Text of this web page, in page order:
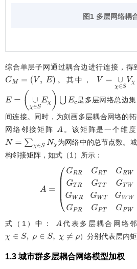
图1 多层网络耦
综合单层子网通过耦合边进行连接，得
GM= (V E) 。其中， V= ∪χ ∈SVχ
E= ∪χ ∈ SEχ⋃E c 是多层网络总边
间连接。同时，为刻画多层耦合网络的
网络邻接矩阵 A 。该矩阵是一个维
N= ∑χ ∈SNχ
为网络中的总节点数。
构邻接矩阵，如式（1）所示：
A= GR GR W GT
式（1）中： A 代表多层耦合网络
χ∈S , ρ∈S , χ ≠ρ ）分别代表层内
1.3 城市群多层耦合网络模型加权